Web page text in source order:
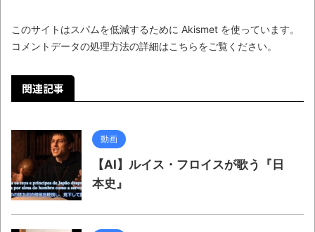
このサイトはスパムを低減するために Akismet を使っています。
コメントデータの処理方法の詳細はこちらをご覧ください。
関連記事
動画
【AI】ルイス・フロイスが歌う『日
本史』